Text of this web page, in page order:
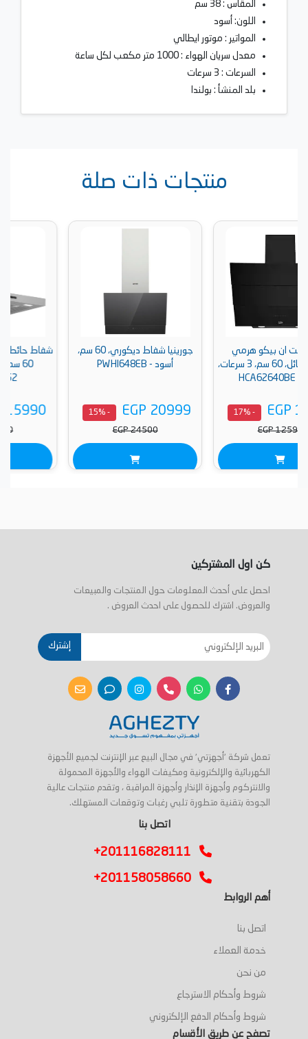
المقاس : 38 سم
اللون: أسود
المواتير : موتور ايطالي
معدل سريان الهواء : 1000 متر مكعب لكل ساعة
السرعات : 3 سرعات
بلد المنشأ : بولندا
منتجات ذات صلة
مائل، 60 سم، 3 سرعات،
جورينيا شفاط ديكوري، 60 سم،
أسود - PWHI648EB
EGP 20999
- 15%
60 سم، ستانلس ستيل -
EGP 15990
- 15%
كن اول المشتركين
احصل على أحدث المعلومات حول المنتجات والمبيعات
والعروض. اشترك للحصول على احدث العروض .
إشترك
تعمل شركة 'أجهزتي' في مجال البيع عبر الإنترنت لجميع الأجهزة
الكهربائية والإلكترونية ومكيفات الهواء والأجهزة المحمولة
والانتركوم وأجهزة الإنذار وأجهزة المراقبة ، وتقدم منتجات عالية
الجودة بتقنية متطورة تلبي رغبات وتوقعات المستهلك.
اتصل بنا
+201116828111
+201158058660
أهم الروابط
اتصل بنا
خدمة العملاء
من نحن
شروط وأحكام الاسترجاع
شروط وأحكام الدفع الإلكتروني
تصفح عن طريق الأقسام